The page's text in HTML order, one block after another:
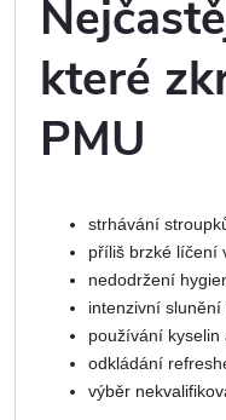
které
PMU
strhávání
příliš brzké líčení
nedodržení
intenzivní slunění
používání kyselin
odkládání
výběr